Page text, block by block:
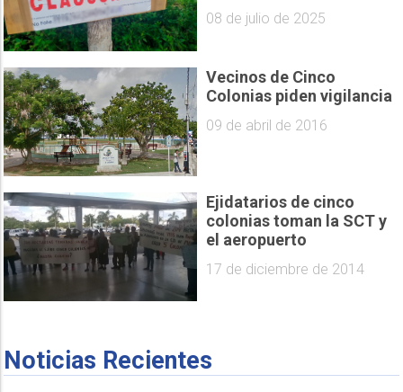
08 de julio de 2025
Vecinos de Cinco
Colonias piden vigilancia
09 de abril de 2016
Ejidatarios de cinco
colonias toman la SCT y
el aeropuerto
17 de diciembre de 2014
Noticias Recientes